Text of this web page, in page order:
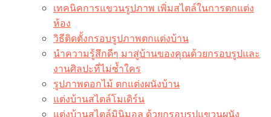
เทคนิคการแขวนรูปภาพ เพิ่มสไตล์ในการตกแต่ง
ห้อง
วิธีติดตั้งกรอบรูปภาพตกแต่งบ้าน
นำความรู้สึกดีๆ มาสู่บ้านของคุณด้วยกรอบรูปและ
งานศิลปะที่ไม่ซ้ำใคร
รูปภาพดอกไม้ ตกแต่งผนังบ้าน
แต่งบ้านสไตล์โมเดิร์น
แต่งบ้านสไตล์มินิมอล ด้วยกรอบรูปแขวนผนัง